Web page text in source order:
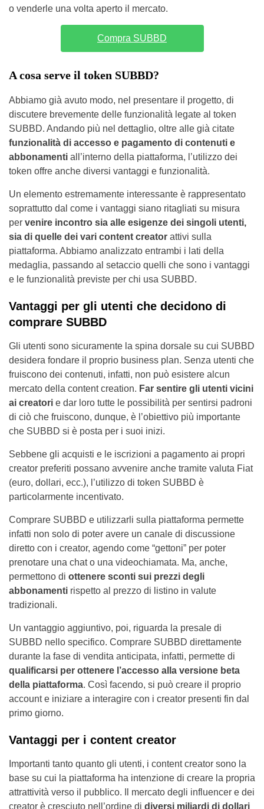
o venderle una volta aperto il mercato.
Compra SUBBD
A cosa serve il token SUBBD?
Abbiamo già avuto modo, nel presentare il progetto, di
discutere brevemente delle funzionalità legate al token
SUBBD. Andando più nel dettaglio, oltre alle già citate
funzionalità di accesso e pagamento di contenuti e
abbonamenti all’interno della piattaforma, l’utilizzo dei
token offre anche diversi vantaggi e funzionalità.
Un elemento estremamente interessante è rappresentato
soprattutto dal come i vantaggi siano ritagliati su misura
per venire incontro sia alle esigenze dei singoli utenti,
sia di quelle dei vari content creator attivi sulla
piattaforma. Abbiamo analizzato entrambi i lati della
medaglia, passando al setaccio quelli che sono i vantaggi
e le funzionalità previste per chi usa SUBBD.
Vantaggi per gli utenti che decidono di
comprare SUBBD
Gli utenti sono sicuramente la spina dorsale su cui SUBBD
desidera fondare il proprio business plan. Senza utenti che
fruiscono dei contenuti, infatti, non può esistere alcun
mercato della content creation. Far sentire gli utenti vicini
ai creatori e dar loro tutte le possibilità per sentirsi padroni
di ciò che fruiscono, dunque, è l’obiettivo più importante
che SUBBD si è posta per i suoi inizi.
Sebbene gli acquisti e le iscrizioni a pagamento ai propri
creator preferiti possano avvenire anche tramite valuta Fiat
(euro, dollari, ecc.), l’utilizzo di token SUBBD è
particolarmente incentivato.
Comprare SUBBD e utilizzarli sulla piattaforma permette
infatti non solo di poter avere un canale di discussione
diretto con i creator, agendo come “gettoni” per poter
prenotare una chat o una videochiamata. Ma, anche,
permettono di ottenere sconti sui prezzi degli
abbonamenti rispetto al prezzo di listino in valute
tradizionali.
Un vantaggio aggiuntivo, poi, riguarda la presale di
SUBBD nello specifico. Comprare SUBBD direttamente
durante la fase di vendita anticipata, infatti, permette di
qualificarsi per ottenere l’accesso alla versione beta
della piattaforma. Così facendo, si può creare il proprio
account e iniziare a interagire con i creator presenti fin dal
primo giorno.
Vantaggi per i content creator
Importanti tanto quanto gli utenti, i content creator sono la
base su cui la piattaforma ha intenzione di creare la propria
attrattività verso il pubblico. Il mercato degli influencer e dei
creator è cresciuto nell’ordine di diversi miliardi di dollari